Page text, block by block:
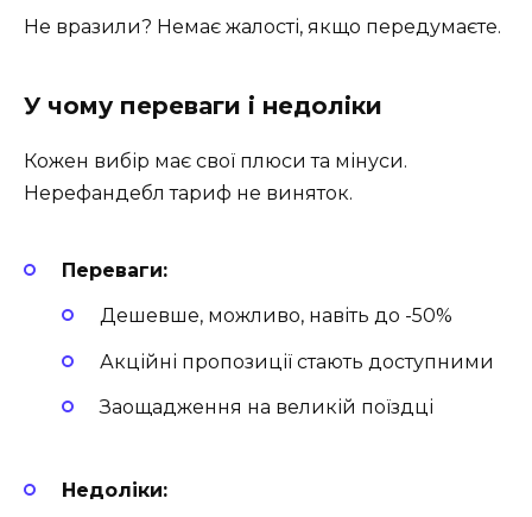
Не вразили? Немає жалості, якщо передумаєте.
У чому переваги і недоліки
Кожен вибір має свої плюси та мінуси.
Нерефандебл тариф не виняток.
Переваги:
Дешевше, можливо, навіть до -50%
Акційні пропозиції стають доступними
Заощадження на великій поїздці
Недоліки: